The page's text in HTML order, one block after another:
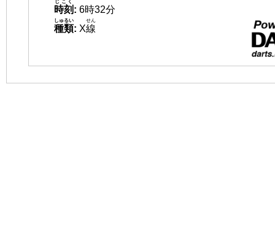
時刻
じこく
: 6時32分
種類
しゅるい
: X線
せん